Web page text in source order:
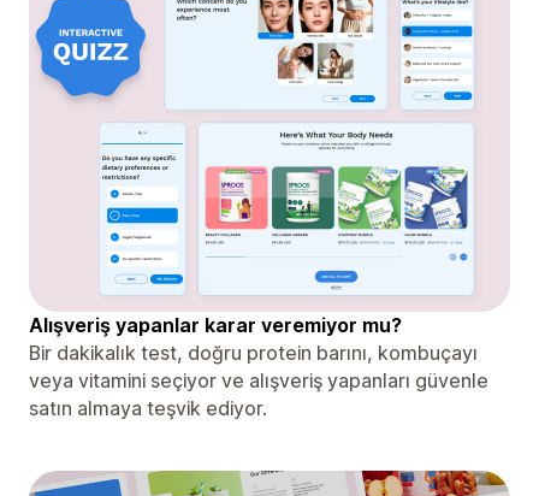
Alışveriş yapanlar karar veremiyor mu?
Bir dakikalık test, doğru protein barını, kombuçayı
veya vitamini seçiyor ve alışveriş yapanları güvenle
satın almaya teşvik ediyor.